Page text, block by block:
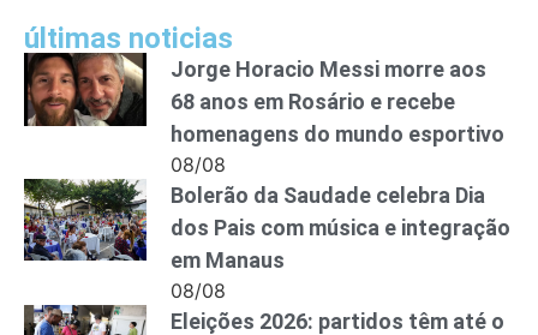
últimas noticias
Jorge Horacio Messi morre aos
68 anos em Rosário e recebe
homenagens do mundo esportivo
08/08
Bolerão da Saudade celebra Dia
dos Pais com música e integração
em Manaus
08/08
Eleições 2026: partidos têm até o